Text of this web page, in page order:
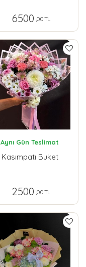
6500 ,00 TL
Aynı Gün Teslimat
Kasımpatı Buket
2500 ,00 TL